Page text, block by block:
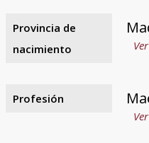
Provincia de
nacimiento
Profesión